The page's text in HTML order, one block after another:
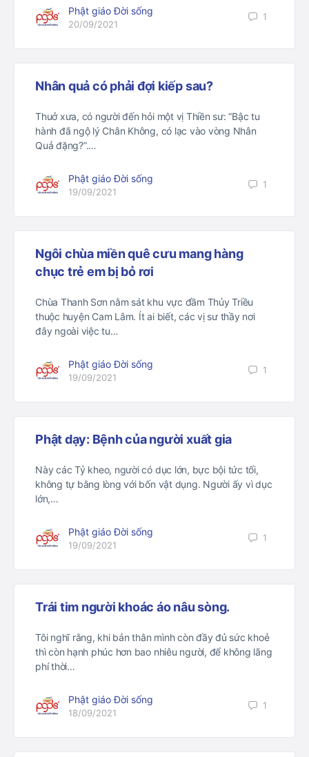
Phật giáo Đời sống
20/09/2021
1
Nhân quả có phải đợi kiếp sau?
Thuở xưa, có người đến hỏi một vị Thiền sư: “Bậc tu
hành đã ngộ lý Chân Không, có lạc vào vòng Nhân
Quả đặng?”.…
Phật giáo Đời sống
19/09/2021
1
Ngôi chùa miền quê cưu mang hàng
chục trẻ em bị bỏ rơi
Chùa Thanh Sơn nằm sát khu vực đầm Thủy Triều
thuộc huyện Cam Lâm. Ít ai biết, các vị sư thầy nơi
đây ngoài việc tu…
Phật giáo Đời sống
19/09/2021
1
Phật dạy: Bệnh của người xuất gia
Này các Tỷ kheo, người có dục lớn, bực bội tức tối,
không tự bằng lòng với bốn vật dụng. Người ấy vì dục
lớn,…
Phật giáo Đời sống
19/09/2021
1
Trái tim người khoác áo nâu sòng.
Tôi nghĩ rằng, khi bản thân mình còn đầy đủ sức khoẻ
thì còn hạnh phúc hơn bao nhiêu người, để không lãng
phí thời…
Phật giáo Đời sống
18/09/2021
1